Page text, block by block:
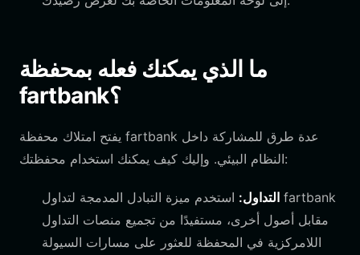
ما الذي يمكنك فعله بمحفظة
fartbank؟
يفتح امتلاك محفظة fartbank عدة طرق للمشاركة داخل
النظام البيئي. وإليك كيف يمكنك استخدام محفظتك:
التداول: استخدم ميزة التبادل المدمجة لتداول fartbank
مقابل أصول أخرى، مستفيدًا من تجميع منصات التداول
اللامركزية في المحفظة للعثور على مسارات السيولة